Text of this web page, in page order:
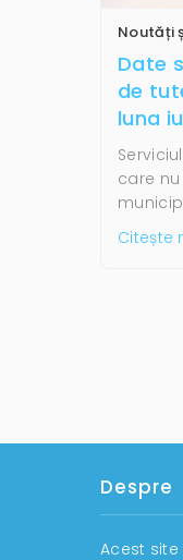
Noutăți
Date
de
luna
care
Citește
Despre
Acest